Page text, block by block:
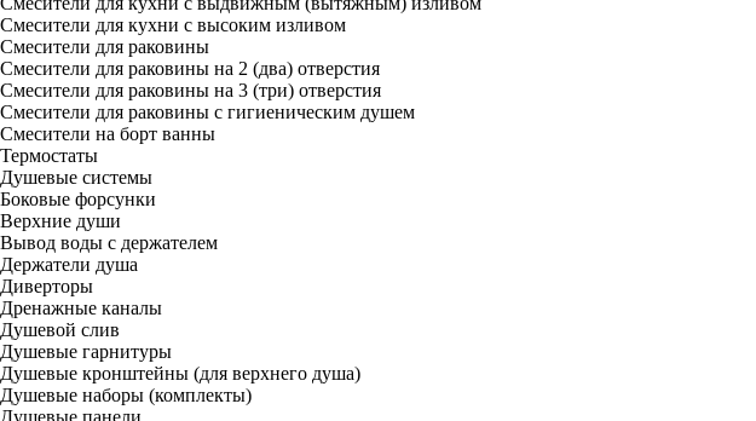
Смесители для кухни с высоким изливом
Смесители для раковины
Смесители для раковины на 2 (два) отверстия
Смесители для раковины на 3 (три) отверстия
Смесители для раковины с гигиеническим душем
Смесители на борт ванны
Термостаты
Душевые системы
Боковые форсунки
Верхние души
Вывод воды с держателем
Держатели душа
Диверторы
Дренажные каналы
Душевой слив
Душевые гарнитуры
Душевые кронштейны (для верхнего душа)
Душевые наборы (комплекты)
Душевые панели